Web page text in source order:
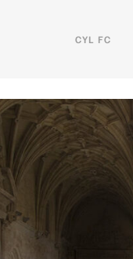
CYL FC